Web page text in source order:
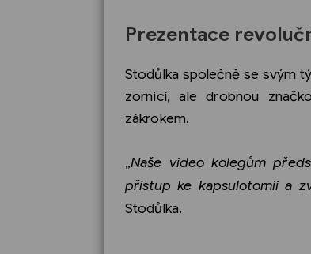
Prezentace
Stodůlka společně se svým
zornicí, ale drobnou
zákrokem.
„Naše video kolegům
přístup ke kapsulotomii a
Stodůlka.